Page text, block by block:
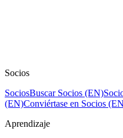
Socios
SociosBuscar Socios (EN)
(EN)Conviértase en Socios
Aprendizaje